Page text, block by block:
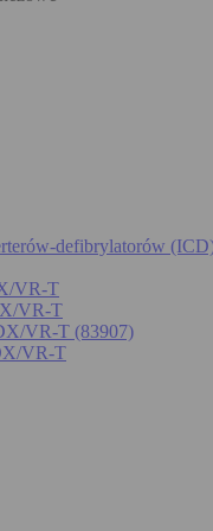
defibrylatorów
VR-T
VR-T
VR-T (83907)
VR-T